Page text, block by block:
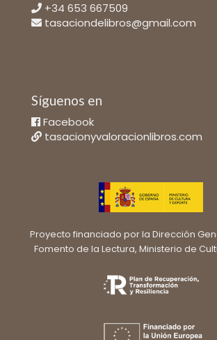
+34 653 667509
tasaciondelibros@gmail.com
Síguenos en
Facebook
tasacionyvaloracionlibros.com
Proyecto financiado por la Dirección
Fomento de la Lectura, Ministerio de